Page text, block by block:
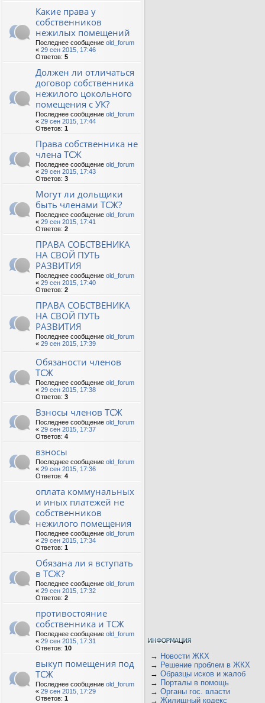
Какие права у
собственников
нежилых помещений
Последнее сообщение old_forum
« 29 сен 2015, 17:46
Ответов: 5
Должен ли отличаться
договор собственника
нежилого цокольного
помещения с УК?
Последнее сообщение old_forum
« 29 сен 2015, 17:44
Ответов: 1
Права собственника не
члена ТСЖ
Последнее сообщение old_forum
« 29 сен 2015, 17:43
Ответов: 3
Могут ли дольщики
быть членами ТСЖ?
Последнее сообщение old_forum
« 29 сен 2015, 17:41
Ответов: 2
ПРАВА СОБСТВЕНИКА
НА СВОЙ ПУТЬ
РАЗВИТИЯ
Последнее сообщение old_forum
« 29 сен 2015, 17:40
Ответов: 2
ПРАВА СОБСТВЕНИКА
НА СВОЙ ПУТЬ
РАЗВИТИЯ
Последнее сообщение old_forum
« 29 сен 2015, 17:39
Обязаности членов
ТСЖ
Последнее сообщение old_forum
« 29 сен 2015, 17:38
Ответов: 3
Взносы членов ТСЖ
Последнее сообщение old_forum
« 29 сен 2015, 17:37
Ответов: 4
взносы
Последнее сообщение old_forum
« 29 сен 2015, 17:36
Ответов: 4
оплата коммунальных
и иных платежей не
собственников
нежилого помещения
Последнее сообщение old_forum
« 29 сен 2015, 17:34
Ответов: 1
Обязана ли я вступать
в ТСЖ?
Последнее сообщение old_forum
« 29 сен 2015, 17:32
Ответов: 2
противостояние
собственника и ТСЖ
Последнее сообщение old_forum
« 29 сен 2015, 17:31
Ответов: 10
выкуп помещения под
ТСЖ
Последнее сообщение old_forum
« 29 сен 2015, 17:29
Ответов: 1
→ Новости ЖКХ
→ Решение проблем в ЖКХ
→ Образцы исков и жалоб
→ Порталы в помощь
→ Органы гос. власти
→ Жилищный кодекс